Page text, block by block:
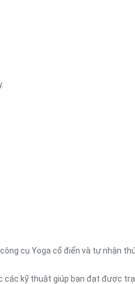
cụ Yoga cổ điển và tự nhận
các kỹ thuật giúp bạn đạt được